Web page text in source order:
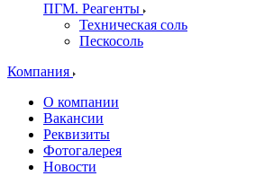
ПГМ. Реагенты
Техническая соль
Пескосоль
Компания
О компании
Вакансии
Реквизиты
Фотогалерея
Новости